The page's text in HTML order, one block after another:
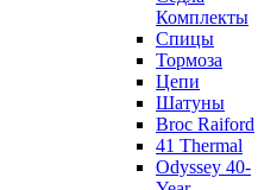
Комплекты
Спицы
Тормоза
Цепи
Шатуны
Broc Raiford
41 Thermal
Odyssey 40-